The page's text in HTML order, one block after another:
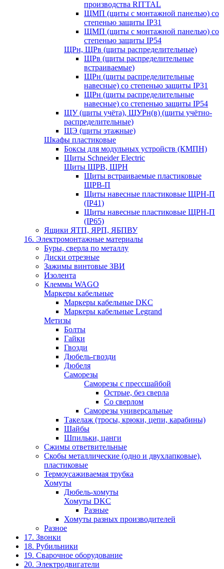
производства RITTAL
ЩМП (щиты с монтажной панелью) со
степенью защиты IP31
ЩМП (щиты с монтажной панелью) со
степенью защиты IP54
ЩРн, ЩРв (щиты распределительные)
ЩРв (щиты распределительные
встраиваемые)
ЩРн (щиты распределительные
навесные) со степенью защиты IP31
ЩРн (щиты распределительные
навесные) со степенью защиты IP54
ЩУ (щиты учёта), ЩУРн(в) (щиты учётно-
распределительные)
ЩЭ (щиты этажные)
Шкафы пластиковые
Боксы для модульных устройств (КМПН)
Щиты Schneider Electric
Щиты ЩРВ, ЩРН
Щиты встраиваемые пластиковые
ЩРВ-П
Щиты навесные пластиковые ЩРН-П
(IP41)
Щиты навесные пластиковые ЩРН-П
(IP65)
Ящики ЯТП, ЯРП, ЯБПВУ
16. Электромонтажные материалы
Буры, сверла по металлу
Диски отрезные
Зажимы винтовые ЗВИ
Изолента
Клеммы WAGO
Маркеры кабельные
Маркеры кабельные DKC
Маркеры кабельные Legrand
Метизы
Болты
Гайки
Гвозди
Дюбель-гвозди
Дюбеля
Саморезы
Саморезы с прессшайбой
Острые, без сверла
Со сверлом
Саморезы универсальные
Такелаж (тросы, крюки, цепи, карабины)
Шайбы
Шпильки, цанги
Сжимы ответвительные
Скобы металлические (одно и двухлапковые),
пластиковые
Термоусаживаемая трубка
Хомуты
Дюбель-хомуты
Хомуты DKC
Разные
Хомуты разных производителей
Разное
17. Звонки
18. Рубильники
19. Сварочное оборудование
20. Электродвигатели